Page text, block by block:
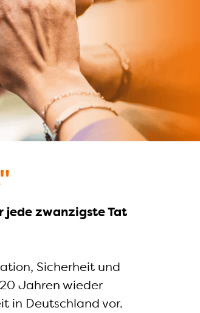
jede zwanzigste Tat
Sicherheit und
Jahren wieder
in Deutschland vor.